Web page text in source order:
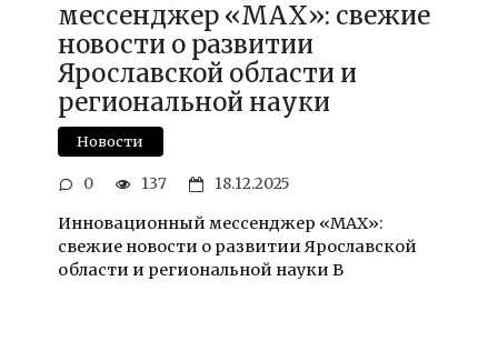
мессенджер «MAX»: свежие
новости о развитии
Ярославской области и
региональной науки
Новости
0 137 18.12.2025
Инновационный мессенджер «MAX»:
свежие новости о развитии Ярославской
области и региональной науки В